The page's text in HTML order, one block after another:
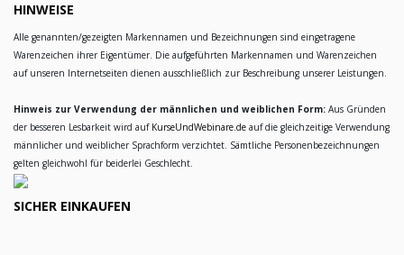
HINWEISE
Alle genannten/gezeigten Markennamen und Bezeichnungen sind eingetragene
Warenzeichen ihrer Eigentümer. Die aufgeführten Markennamen und Warenzeichen
auf unseren Internetseiten dienen ausschließlich zur Beschreibung unserer Leistungen.
Hinweis zur Verwendung der männlichen und weiblichen Form: Aus Gründen
der besseren Lesbarkeit wird auf KurseUndWebinare.de auf die gleichzeitige Verwendung
männlicher und weiblicher Sprachform verzichtet. Sämtliche Personenbezeichnungen
gelten gleichwohl für beiderlei Geschlecht.
SICHER EINKAUFEN